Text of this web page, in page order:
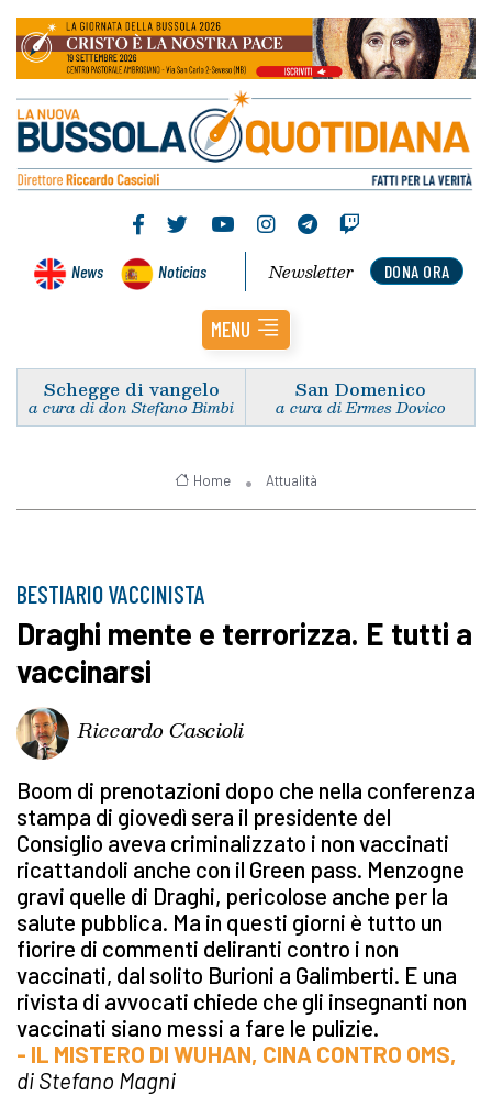
News Noticias DONA ORA
Newsletter
MENU
Schegge di vangelo
a cura di don Stefano Bimbi
San Domenico
a cura di Ermes Dovico
Home Attualità
BESTIARIO VACCINISTA
Draghi mente e terrorizza. E tutti a
vaccinarsi
Riccardo Cascioli
Boom di prenotazioni dopo che nella conferenza
stampa di giovedì sera il presidente del
Consiglio aveva criminalizzato i non vaccinati
ricattandoli anche con il Green pass. Menzogne
gravi quelle di Draghi, pericolose anche per la
salute pubblica. Ma in questi giorni è tutto un
fiorire di commenti deliranti contro i non
vaccinati, dal solito Burioni a Galimberti. E una
rivista di avvocati chiede che gli insegnanti non
vaccinati siano messi a fare le pulizie.
- IL MISTERO DI WUHAN, CINA CONTRO OMS,
di Stefano Magni